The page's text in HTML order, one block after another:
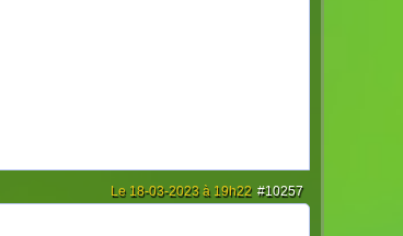
#10257
Le 18-03-2023 à 19h22